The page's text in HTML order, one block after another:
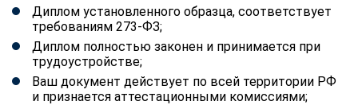
Диплом установленного образца, соответствует
требованиям 273-ФЗ;
Диплом полностью законен и принимается при
трудоустройстве;
Ваш документ действует по всей территории РФ
и признается аттестационными комиссиями;